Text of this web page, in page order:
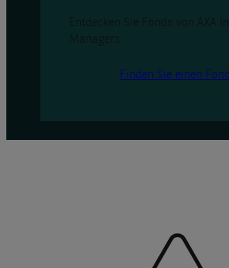
Entdecken Sie Fonds von AXA
Managers.
Finden Sie einen